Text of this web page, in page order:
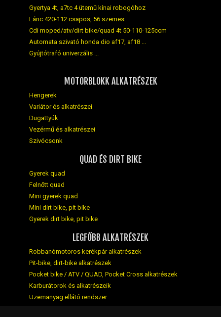
Gyertya 4t, a7tc 4 ütemű kínai robogóhoz
Lánc 420-112 csapos, 56 szemes
Cdi moped/atv/dirt bike/quad 4t 50-110-125ccm
Automata szivató honda dio af17, af18 ...
Gyújtótrafó univerzális ...
MOTORBLOKK ALKATRÉSZEK
Hengerek
Variátor és alkatrészei
Dugattyúk
Vezérmű és alkatrészei
Szivócsonk
QUAD ÉS DIRT BIKE
Gyerek quad
Felnőtt quad
Mini gyerek quad
Mini dirt bike, pit bike
Gyerek dirt bike, pit bike
LEGFŐBB ALKATRÉSZEK
Robbanómotoros kerékpár alkatrészek
Pit-bike, dirt-bike alkatrészek
Pocket bike / ATV / QUAD, Pocket Cross alkatrészek
Karburátorok és alkatrészeik
Üzemanyag ellátó rendszer